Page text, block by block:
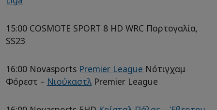
15:00 COSMOTE SPORT 8 HD WRC Πορτογαλία,
SS23
16:00 Novasports Premier League Νότιγχαμ
Φόρεστ – Νιούκαστλ Premier League